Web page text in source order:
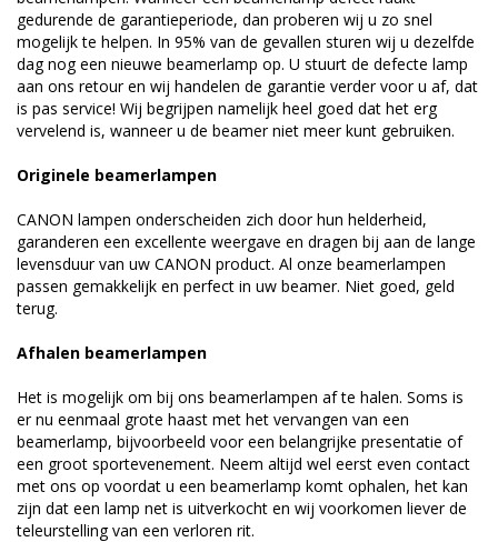
gedurende de garantieperiode, dan proberen wij u zo snel
mogelijk te helpen. In 95% van de gevallen sturen wij u dezelfde
dag nog een nieuwe beamerlamp op. U stuurt de defecte lamp
aan ons retour en wij handelen de garantie verder voor u af, dat
is pas service! Wij begrijpen namelijk heel goed dat het erg
vervelend is, wanneer u de beamer niet meer kunt gebruiken.
Originele beamerlampen
CANON lampen onderscheiden zich door hun helderheid,
garanderen een excellente weergave en dragen bij aan de lange
levensduur van uw CANON product. Al onze beamerlampen
passen gemakkelijk en perfect in uw beamer. Niet goed, geld
terug.
Afhalen beamerlampen
Het is mogelijk om bij ons beamerlampen af te halen. Soms is
er nu eenmaal grote haast met het vervangen van een
beamerlamp, bijvoorbeeld voor een belangrijke presentatie of
een groot sportevenement. Neem altijd wel eerst even contact
met ons op voordat u een beamerlamp komt ophalen, het kan
zijn dat een lamp net is uitverkocht en wij voorkomen liever de
teleurstelling van een verloren rit.